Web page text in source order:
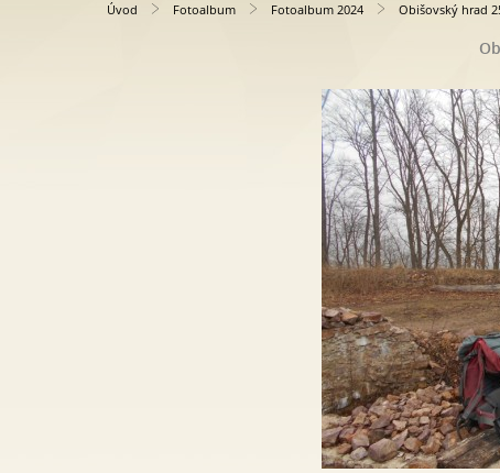
Úvod Fotoalbum Fotoalbum 2024 Obišovský hrad